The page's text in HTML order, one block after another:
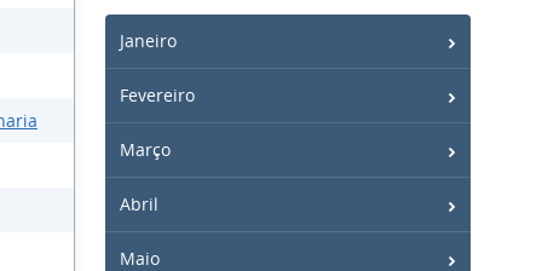
Janeiro
Fevereiro
Março
Abril
Maio